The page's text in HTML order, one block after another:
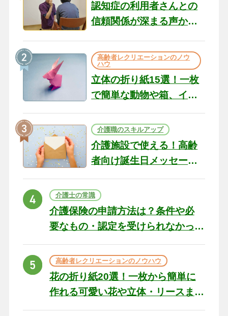
認知症の利用者さんとの
信頼関係が深まる声かけ
の現場から（22）
高齢者レクリエーションのノウ
ハウ
立体の折り紙15選！一枚
で簡単な動物や箱、イン
テリアになる作品まで
介護職のスキルアップ
介護施設で使える！高齢
者向け誕生日メッセージ
の例文と書き方のポイン
ト
介護士の常識
介護保険の申請方法は？条件や必
要なもの・認定を受けられなかっ
た場合の対処法
高齢者レクリエーションのノウハウ
花の折り紙20選！一枚から簡単に
作れる可愛い花や立体・リースま
で